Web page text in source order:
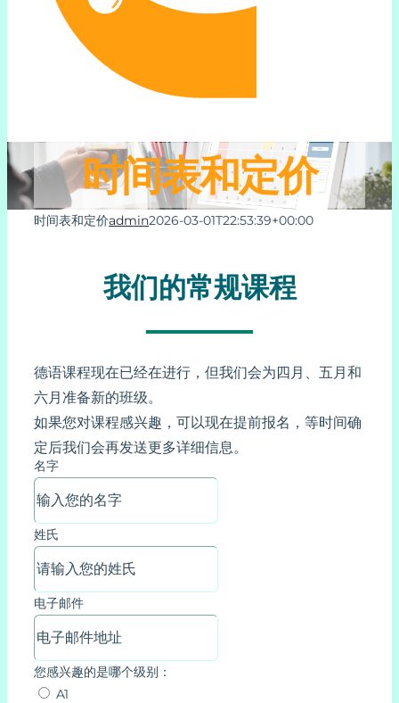
在线学习德语
关于我们
My Account
时间表和定价
时间表和定价admin2026-03-01T22:53:39+00:00
我们的常规课程
德语课程现在已经在进行，但我们会为四月、五月和
六月准备新的班级。
如果您对课程感兴趣，可以现在提前报名，等时间确
定后我们会再发送更多详细信息。
名字
姓氏
电子邮件
您感兴趣的是哪个级别：
A1